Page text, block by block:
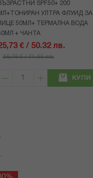
SPF50+ 200
УЛТРА ФЛУИД ЗА
50МЛ+ ТЕРМАЛНА ВОДА
+ ЧАНТА
€ / 50.32 лв.
36,76 € / 71.90 лв.
КУПИ